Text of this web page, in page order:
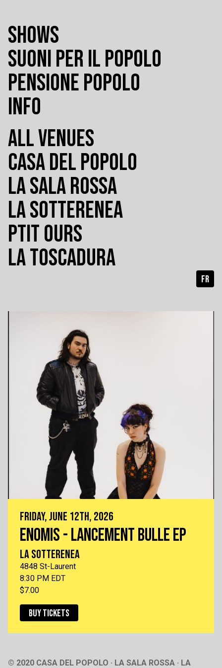
SHOWS
SUONI PER IL POPOLO
PENSIONE POPOLO
INFO
ALL VENUES
CASA DEL POPOLO
LA SALA ROSSA
LA SOTTERENEA
PTIT OURS
LA TOSCADURA
FR
FRIDAY, JUNE 12TH, 2026
ENOMIS - LANCEMENT BULLE EP
LA SOTTERENEA
4848 St-Laurent
8:30 PM EDT
$7.00
BUY TICKETS
© 2020 CASA DEL POPOLO · LA SALA ROSSA · LA